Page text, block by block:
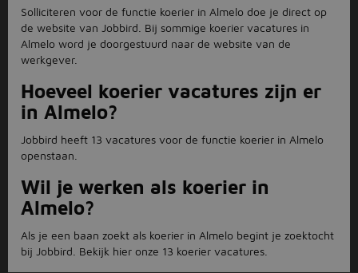
Solliciteren voor de functie koerier in Almelo doe je direct op
de website van Jobbird. Bij sommige koerier vacatures in
Almelo word je doorgestuurd naar de website van de
werkgever.
Hoeveel koerier vacatures zijn er
in Almelo?
Jobbird heeft 13 vacatures voor de functie koerier in Almelo
openstaan.
Wil je werken als koerier in
Almelo?
Als je een baan zoekt als koerier in Almelo begint je zoektocht
bij Jobbird. Bekijk hier onze 13 koerier vacatures.